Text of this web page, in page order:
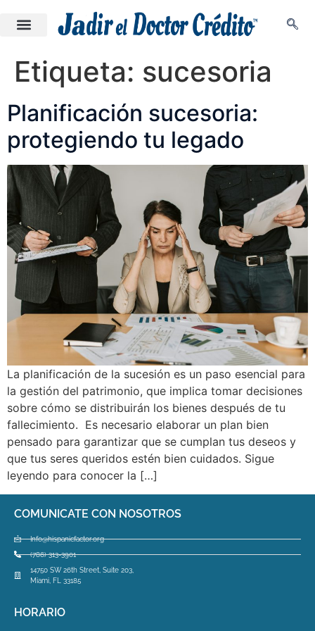
Etiqueta: sucesoria
Planificación sucesoria:
protegiendo tu legado
La planificación de la sucesión es un paso esencial para
la gestión del patrimonio, que implica tomar decisiones
sobre cómo se distribuirán los bienes después de tu
fallecimiento. Es necesario elaborar un plan bien
pensado para garantizar que se cumplan tus deseos y
que tus seres queridos estén bien cuidados. Sigue
leyendo para conocer la […]
COMUNICATE CON NOSOTROS
Info@hispanicfactor.org
(786) 313-3901
14750 SW 26th Street, Suite 203,
Miami, FL 33185
HORARIO